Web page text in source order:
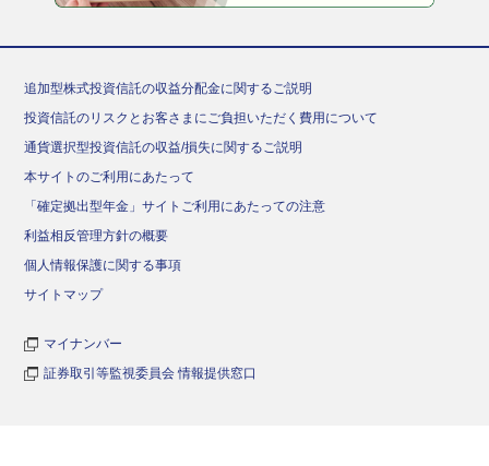
追加型株式投資信託の収益分配金に関するご説明
投資信託のリスクとお客さまにご負担いただく費用について
通貨選択型投資信託の収益/損失に関するご説明
本サイトのご利用にあたって
「確定拠出型年金」サイトご利用にあたっての注意
利益相反管理方針の概要
個人情報保護に関する事項
サイトマップ
マイナンバー
証券取引等監視委員会 情報提供窓口